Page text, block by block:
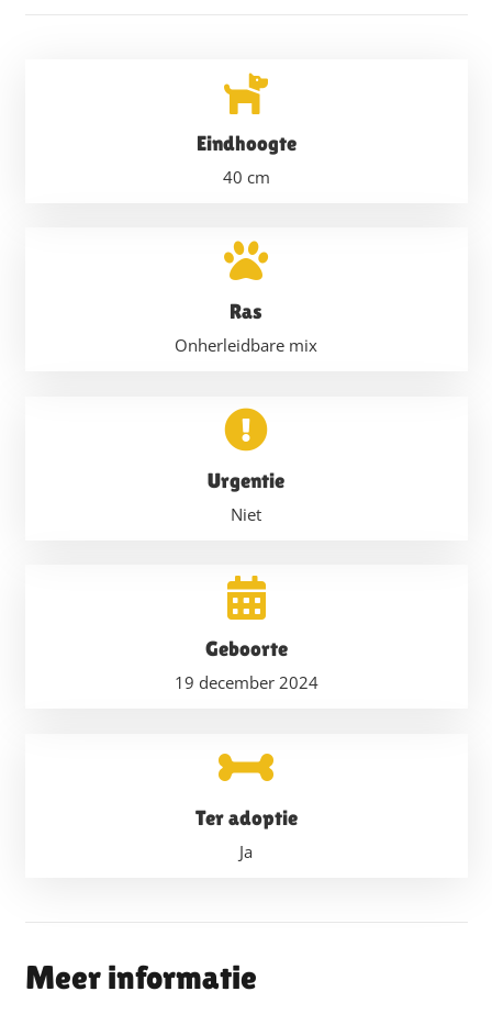
Eindhoogte
40 cm
Ras
Onherleidbare mix
Urgentie
Niet
Geboorte
19 december 2024
Ter adoptie
Ja
Meer informatie